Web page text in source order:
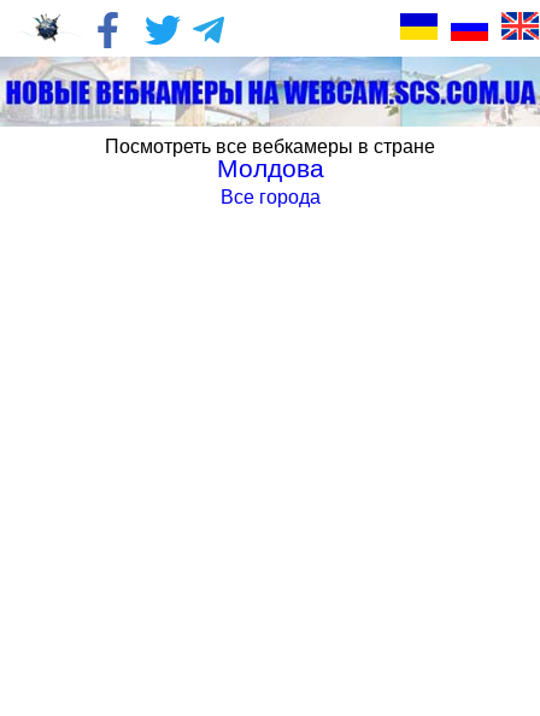
Посмотреть все вебкамеры в стране
Молдова
Все города